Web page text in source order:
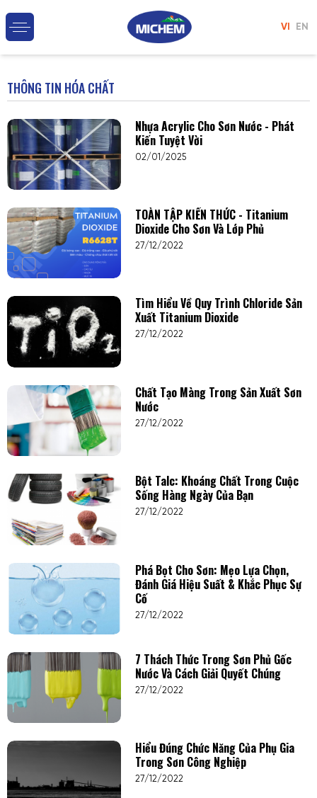
VI EN
THÔNG TIN HÓA CHẤT
Nhựa Acrylic Cho Sơn Nước - Phát
Kiến Tuyệt Vời
02/01/2025
TOÀN TẬP KIẾN THỨC - Titanium
Dioxide Cho Sơn Và Lớp Phủ
27/12/2022
Tìm Hiểu Về Quy Trình Chloride Sản
Xuất Titanium Dioxide
27/12/2022
Chất Tạo Màng Trong Sản Xuất Sơn
Nước
27/12/2022
Bột Talc: Khoáng Chất Trong Cuộc
Sống Hàng Ngày Của Bạn
27/12/2022
Phá Bọt Cho Sơn: Mẹo Lựa Chọn,
Đánh Giá Hiệu Suất & Khắc Phục Sự
Cố
27/12/2022
7 Thách Thức Trong Sơn Phủ Gốc
Nước Và Cách Giải Quyết Chúng
27/12/2022
Hiểu Đúng Chức Năng Của Phụ Gia
Trong Sơn Công Nghiệp
27/12/2022